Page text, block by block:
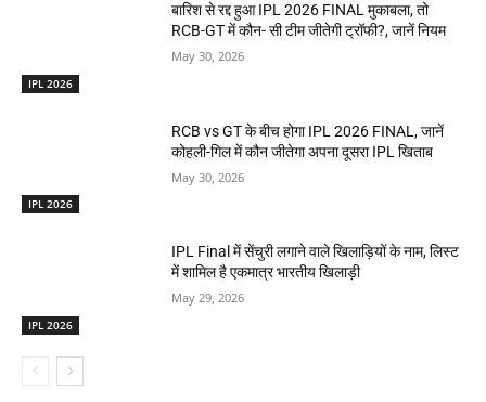
IPL 2026
बारिश से रद्द हुआ IPL 2026 FINAL मुकाबला, तो
RCB-GT में कौन- सी टीम जीतेगी ट्रॉफी?, जानें नियम
May 30, 2026
IPL 2026
RCB vs GT के बीच होगा IPL 2026 FINAL, जानें
कोहली-गिल में कौन जीतेगा अपना दूसरा IPL खिताब
May 30, 2026
IPL 2026
IPL Final में सेंचुरी लगाने वाले खिलाड़ियों के नाम, लिस्ट
में शामिल है एकमात्र भारतीय खिलाड़ी
May 29, 2026